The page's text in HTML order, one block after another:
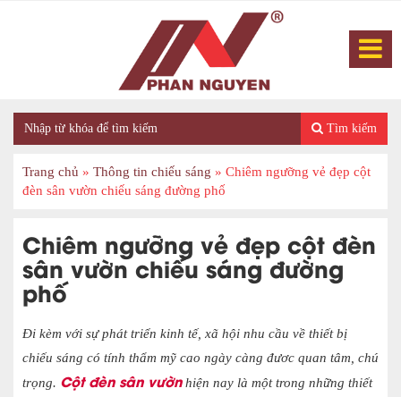
Tìm kiếm
Trang chủ » Thông tin chiếu sáng » Chiêm ngưỡng vẻ đẹp cột
đèn sân vườn chiếu sáng đường phố
Chiêm ngưỡng vẻ đẹp cột đèn
sân vườn chiếu sáng đường
phố
Đi kèm với sự phát triển kinh tế, xã hội nhu cầu về thiết bị
chiếu sáng có tính thẩm mỹ cao ngày càng đươc quan tâm, chú
trọng. Cột đèn sân vườn hiện nay là một trong những thiết